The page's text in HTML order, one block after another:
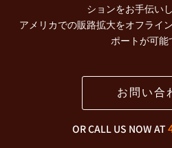
ションをお手伝い
アメリカでの販路拡大をオフライ
ポートが可能
お問い合
OR CALL US NOW AT